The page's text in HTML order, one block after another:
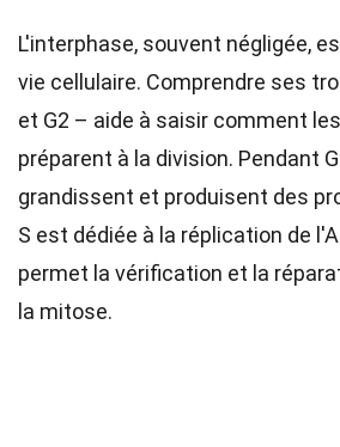
L'interphase, souvent négligée,
vie cellulaire. Comprendre ses
et G2 – aide à saisir comment
préparent à la division. Pendant
grandissent et produisent des
S est dédiée à la réplication de
permet la vérification et la
la mitose.